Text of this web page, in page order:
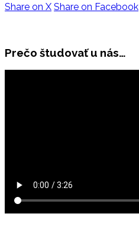
Share on X Share on Facebook
Prečo študovať u nás…